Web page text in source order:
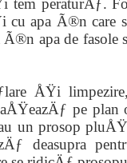
tem peraturÄƒ.
apa Ã®n care
apa de fasole
ÅŸi
pe
un prosop
deasupra